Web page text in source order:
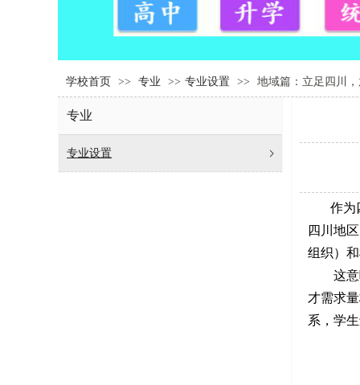
学校首页 >> 专业 >> 专业设置 >> 地域篇：立足四川
专业
专业设置
作为四
四川地
组织）
这意味
才需求
系，学